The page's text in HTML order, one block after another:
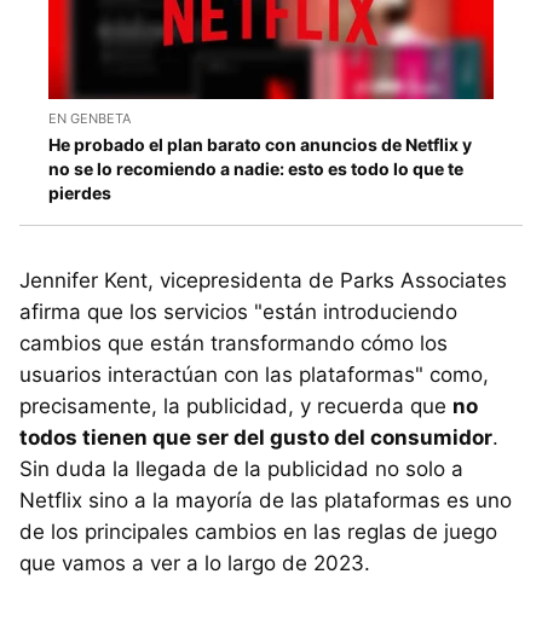
EN GENBETA
He probado el plan barato con anuncios de Netflix y
no se lo recomiendo a nadie: esto es todo lo que te
pierdes
Jennifer Kent, vicepresidenta de Parks Associates
afirma que los servicios "están introduciendo
cambios que están transformando cómo los
usuarios interactúan con las plataformas" como,
precisamente, la publicidad, y recuerda que no
todos tienen que ser del gusto del consumidor.
Sin duda la llegada de la publicidad no solo a
Netflix sino a la mayoría de las plataformas es uno
de los principales cambios en las reglas de juego
que vamos a ver a lo largo de 2023.